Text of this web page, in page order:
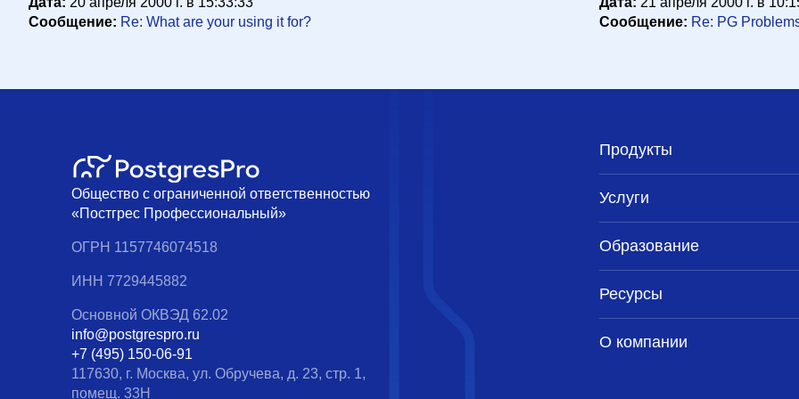
Сообщение: Re: What are your using it for?
Сообщение: Re: PG
Общество с ограниченной ответственностью
«Постгрес Профессиональный»
ОГРН 1157746074518
ИНН 7729445882
Основной ОКВЭД 62.02
info@postgrespro.ru
+7 (495) 150-06-91
117630, г. Москва, ул. Обручева, д. 23, стр. 1,
помещ. 33Н
Продукты
Услуги
Образование
Ресурсы
О компании